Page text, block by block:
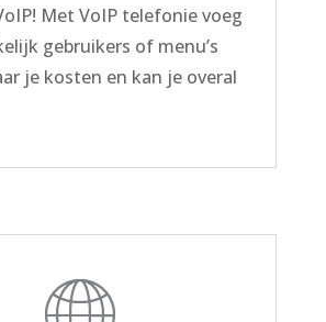
Met VoIP telefonie voeg
gebruikers of menu’s
je kosten en kan je overal